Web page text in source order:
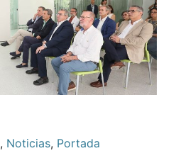
, Noticias, Portada